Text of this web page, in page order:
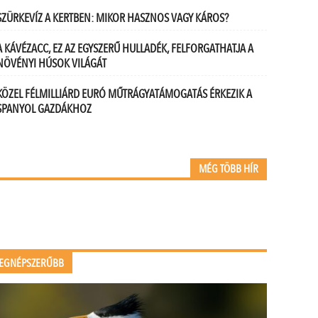
A KERTBEN: MIKOR HASZNOS VAGY KÁROS?
KÁVÉZACC, EZ AZ EGYSZERŰ HULLADÉK, FELFORGATHATJA A
HÚSOK VILÁGÁT
FÉLMILLIÁRD EURÓ MŰTRÁGYATÁMOGATÁS ÉRKEZIK A
GAZDÁKHOZ
MÉG TÖBB HÍR